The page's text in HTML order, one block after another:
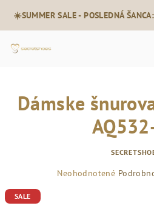
obsah
☀️SUMMER SALE - POSLEDNÁ
Dámske
Priemerné
Neohodnotené
SALE